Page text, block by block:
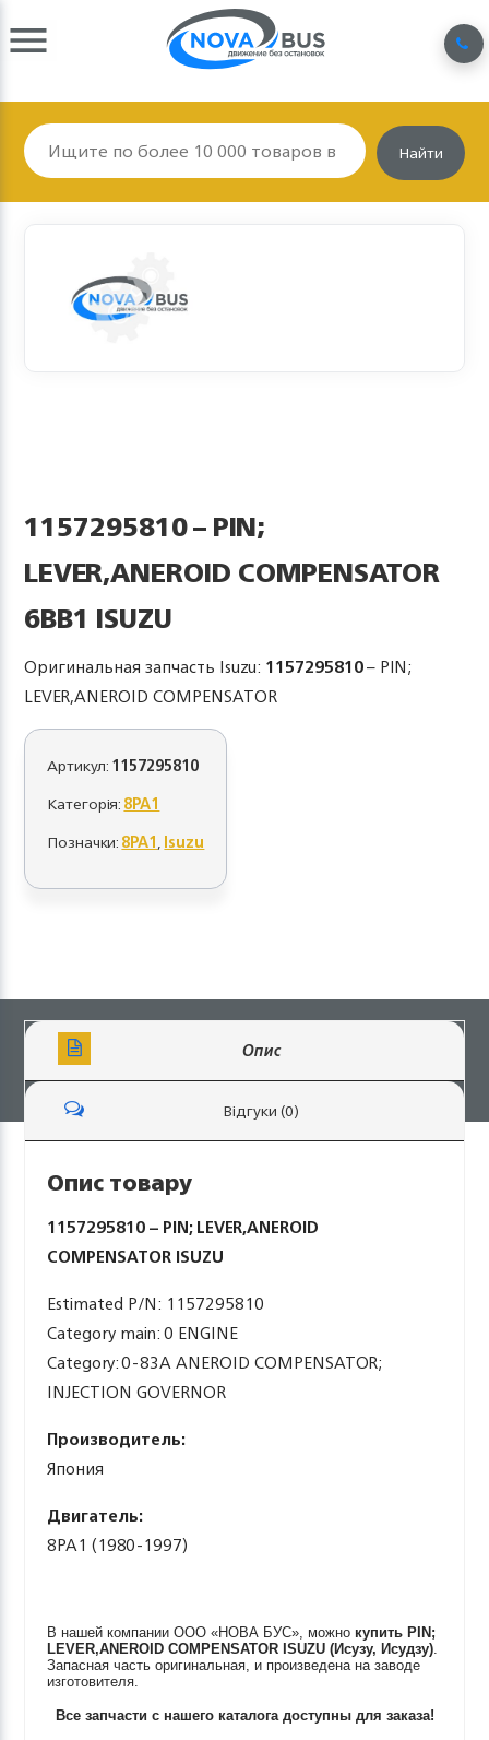
Найти
1157295810 – PIN;
LEVER,ANEROID COMPENSATOR
6BB1 ISUZU
Оригинальная запчасть Isuzu: 1157295810– PIN;
LEVER,ANEROID COMPENSATOR
Артикул:1157295810
Категорія:8PA1
Позначки:8PA1,Isuzu
Опис
Відгуки (0)
Опис товару
1157295810 – PIN; LEVER,ANEROID
COMPENSATOR ISUZU
Estimated P/N: 1157295810
Category main: 0 ENGINE
Category: 0-83A ANEROID COMPENSATOR;
INJECTION GOVERNOR
Производитель:
Япония
Двигатель:
8PA1 (1980-1997)
В нашей компании ООО «НОВА БУС», можно купить PIN;
LEVER,ANEROID COMPENSATOR ISUZU (Исузу, Исудзу).
Запасная часть оригинальная, и произведена на заводе
изготовителя.
Все запчасти с нашего каталога доступны для заказа!